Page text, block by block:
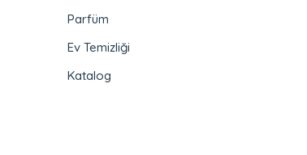
Parfüm
Ev Temizliği
Katalog